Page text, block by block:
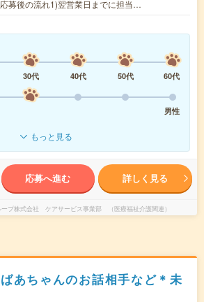
募後の流れ1)翌営業日までに担当…
30代 40代 50代
60代
男性
もっと見る
応募へ進む 詳しく見る
ープ株式会社 ケアサービス事業部 （医療福祉介護関連）
あちゃんのお話相手など＊未